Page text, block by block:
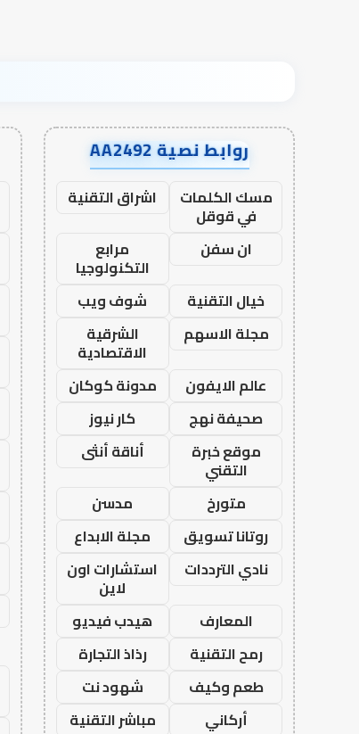
روابط نصية AA2492
مسك الكلمات
في قوقل
اشراق التقنية
ان سفن
مرابع
التكنولوجيا
خيال التقنية
شوف ويب
مجلة الاسهم
الشرقية
الاقتصادية
عالم الايفون
مدونة كوكان
صحيفة نهج
كار نيوز
موقع خبرة
التقني
أناقة أنثى
متورخ
مدسن
روتانا تسويق
مجلة الابداع
نادي الترددات
استشارات اون
لاين
المعارف
هيدب فيديو
رمح التقنية
رذاذ التجارة
طعم وكيف
شهود نت
أركاني
مباشر التقنية